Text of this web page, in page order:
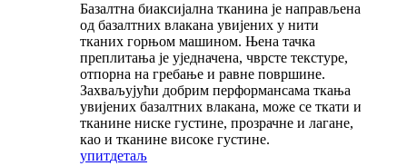
Базалтна биаксијална тканина је направљена
од базалтних влакана увијених у нити
тканих горњом машином. Њена тачка
преплитања је уједначена, чврсте текстуре,
отпорна на гребање и равне површине.
Захваљујући добрим перформансама ткања
увијених базалтних влакана, може се ткати и
тканине ниске густине, прозрачне и лагане,
као и тканине високе густине.
упитдетаљ